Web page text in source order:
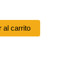
al carrito